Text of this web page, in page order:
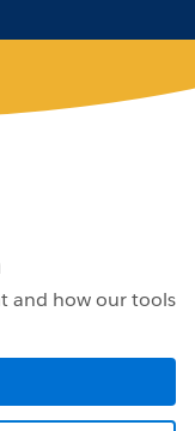
and how our tools